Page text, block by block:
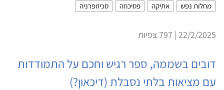
מחלות נפש אתיקה פסיכוזה סכיזופרניה
22/2/2025 | 797 צפיות
דובים בשממה, ספר רגיש וחכם על התמודדות
עם מציאות בלתי נסבלת (דיכאון?)